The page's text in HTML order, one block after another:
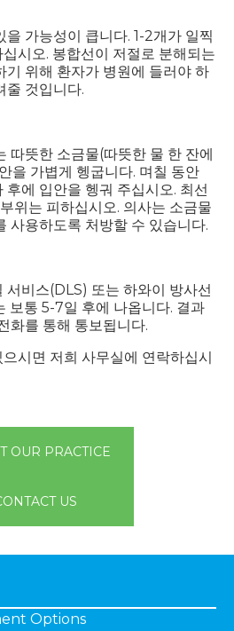
가능성이 큽니다. 1-2개가 일찍
시오. 봉합선이 저절로 분해되는
기 위해 환자가 병원에 들러야 하
줄 것입니다.
따뜻한 소금물(따뜻한 물 한 잔에
을 가볍게 헹굽니다. 며칠 동안
에 입안을 헹궈 주십시오. 최선
위는 피하십시오. 의사는 소금물
사용하도록 처방할 수 있습니다.
서비스(DLS) 또는 하와이 방사선
보통 5-7일 후에 나옵니다. 결과
화를 통해 통보됩니다.
시면 저희 사무실에 연락하십시
OUR PRACTICE
US
Options